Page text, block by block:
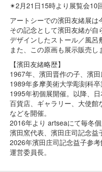
✴︎2月21日15時より展覧会10
アートシーでの濱田友緒展は
その記念として濱田友緒が
デザインしたストール／風
また、この原画も展示販売し
【濱田友緒略歴】
1967年、濱田晋作の子、濱
1989年多摩美術大学彫刻科
1995年初個展開催。以降、
百貨店、ギャラリー、大使
などを開催。
2016年より artseaにて毎冬個
濱田窯代表、濱田庄司記念益
2026年濱田庄司記念益子参
運営委員長。